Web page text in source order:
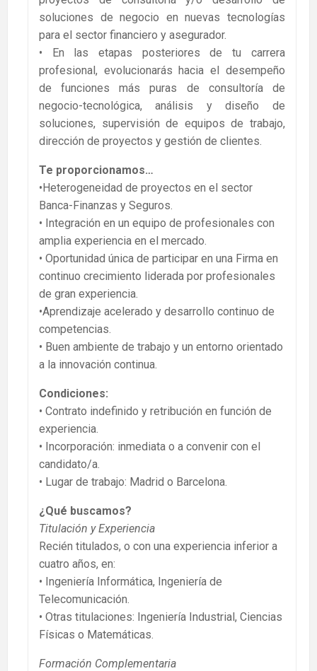
soluciones de negocio en nuevas tecnologías
para el sector financiero y asegurador.
• En las etapas posteriores de tu carrera
profesional, evolucionarás hacia el desempeño
de funciones más puras de consultoría de
negocio-tecnológica, análisis y diseño de
soluciones, supervisión de equipos de trabajo,
dirección de proyectos y gestión de clientes.
Te proporcionamos…
•Heterogeneidad de proyectos en el sector
Banca-Finanzas y Seguros.
• Integración en un equipo de profesionales con
amplia experiencia en el mercado.
• Oportunidad única de participar en una Firma en
continuo crecimiento liderada por profesionales
de gran experiencia.
•Aprendizaje acelerado y desarrollo continuo de
competencias.
• Buen ambiente de trabajo y un entorno orientado
a la innovación continua.
Condiciones:
• Contrato indefinido y retribución en función de
experiencia.
• Incorporación: inmediata o a convenir con el
candidato/a.
• Lugar de trabajo: Madrid o Barcelona.
¿Qué buscamos?
Titulación y Experiencia
Recién titulados, o con una experiencia inferior a
cuatro años, en:
• Ingeniería Informática, Ingeniería de
Telecomunicación.
• Otras titulaciones: Ingeniería Industrial, Ciencias
Físicas o Matemáticas.
Formación Complementaria